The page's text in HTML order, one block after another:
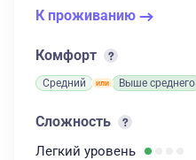
К проживанию
Комфорт
Средний Выше среднего
Сложность
Легкий уровень